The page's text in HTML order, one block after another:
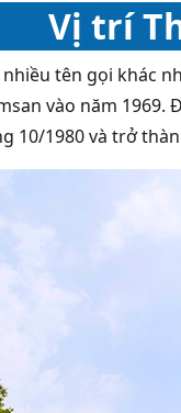
Vị trí
tên gọi khác
vào năm 1969.
10/1980 và trở